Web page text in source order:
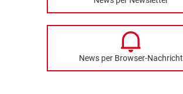
News per Browser-Nachricht